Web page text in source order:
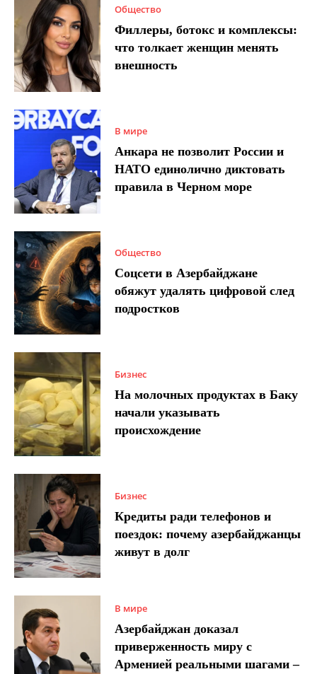
Общество
Филлеры, ботокс и комплексы:
что толкает женщин менять
внешность
В мире
Анкара не позволит России и
НАТО единолично диктовать
правила в Черном море
Общество
Соцсети в Азербайджане
обяжут удалять цифровой след
подростков
Бизнес
На молочных продуктах в Баку
начали указывать
происхождение
Бизнес
Кредиты ради телефонов и
поездок: почему азербайджанцы
живут в долг
В мире
Азербайджан доказал
приверженность миру с
Арменией реальными шагами –